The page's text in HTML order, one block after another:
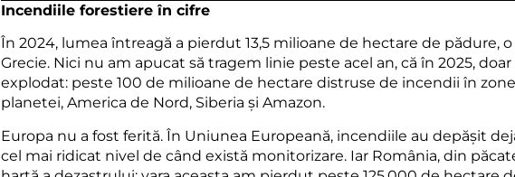
Incendiile forestiere în cifre
În 2024, lumea întreagă a pierdut 13,5 milioane de hectare de pădure,
Grecie. Nici nu am apucat să tragem linie peste acel an, că în 2025,
explodat: peste 100 de milioane de hectare distruse de incendii în
planetei, America de Nord, Siberia și Amazon.
Europa nu a fost ferită. În Uniunea Europeană, incendiile au depășit
cel mai ridicat nivel de când există monitorizare. Iar România, din